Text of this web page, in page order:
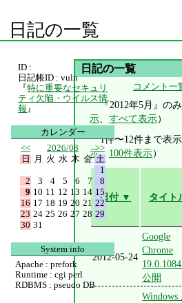
日記の一覧
日記の一覧
コメント一
『2012年5月』の
示、すべて表示）
1件〜12件まで表
示、 100件表示）
日付 ▼ タイト
2012-05-24
Google
Chrome
公開
Windows
ID :
日記帳ID : vuln
『特に重要なセキュリ
ティ欠陥・ウイルス情
報 』
カレンダー
<<
2026/08
>>
日
月 火 水 木 金 土
1
2
3 4 5 6 7
8
9 10 11 12 13 14 15
16 17 18 19 20 21 22
23 24 25 26 27 28 29
30 31
System info
Apache : prefork
Runtime : cgi perl
RDBMS : pseudo DB